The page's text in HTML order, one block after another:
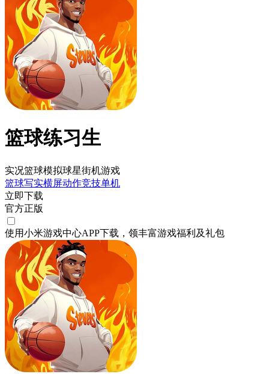
篮球练习生
实况篮球模拟球星街机游戏
篮球写实横屏动作竞技单机
立即下载
官方正版
使用小米游戏中心APP下载 ，领丰富游戏福利 及礼包